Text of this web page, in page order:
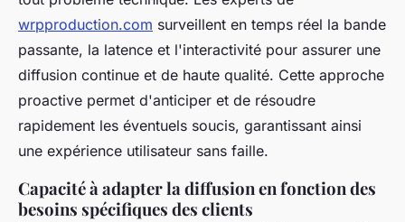
wrpproduction.com surveillent en temps réel la bande
passante, la latence et l'interactivité pour assurer une
diffusion continue et de haute qualité. Cette approche
proactive permet d'anticiper et de résoudre
rapidement les éventuels soucis, garantissant ainsi
une expérience utilisateur sans faille.
Capacité à adapter la diffusion en fonction des
besoins spécifiques des clients